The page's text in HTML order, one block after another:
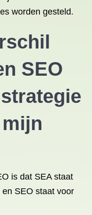
worden gesteld.
SEO
is dat SEA staat
SEO staat voor